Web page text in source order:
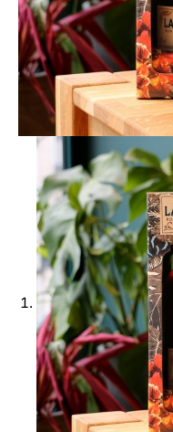
Ajouter à ma Kyft list